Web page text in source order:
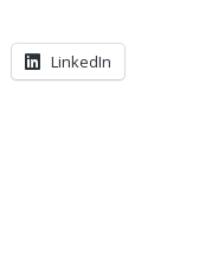
LinkedIn